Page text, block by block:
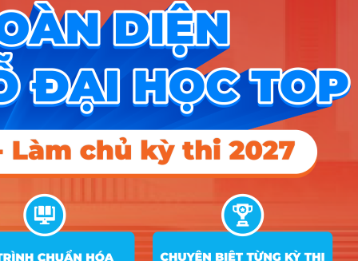
Sự kiên trì và kỷ luật cao:
mệnh danh là một trong những ngôn ngữ khó
học nhất thế giới với các giống cái – đực –
trung và biến cách phức tạp, nếu không có
sự lì lợm, bạn rất dễ bỏ cuộc giữa chừng.
Tư duy logic và ngăn nắp:Cách đặt câu và
sử dụng từ ngữ của người Đức rất khoa học,
do đó những bạn có lối suy nghĩ rành mạch,
Sự nhạy bén về văn hóa:
Người Đức coi
trọng sự đúng giờ, thẳng thắn và chuyên
nghiệp, nên bạn cần một tâm thế sẵn sàng